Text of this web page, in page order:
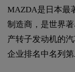
MAZDA是日本最
制造商，是世界
产转子发动机的
企业排名中名列第